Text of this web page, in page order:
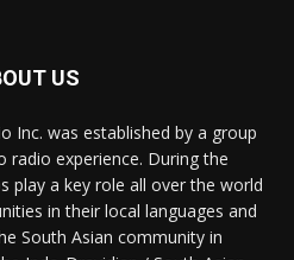
US
Inc. was established by a group
experience. During the
play a key role all over the world
in their local languages and
South Asian community in